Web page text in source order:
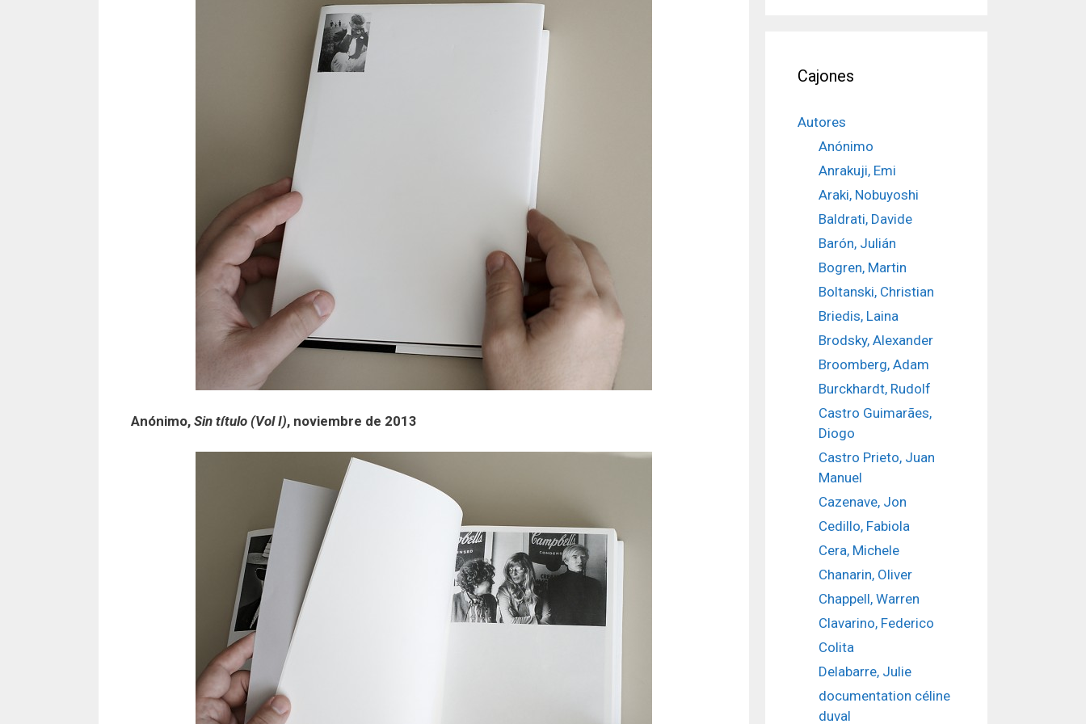
Anónimo, Sin título (Vol I), noviembre de 2013
Cajones
Autores
Anónimo
Anrakuji, Emi
Araki, Nobuyoshi
Baldrati, Davide
Barón, Julián
Bogren, Martin
Boltanski, Christian
Briedis, Laina
Brodsky, Alexander
Broomberg, Adam
Burckhardt, Rudolf
Castro Guimarães,
Diogo
Castro Prieto, Juan
Manuel
Cazenave, Jon
Cedillo, Fabiola
Cera, Michele
Chanarin, Oliver
Chappell, Warren
Clavarino, Federico
Colita
Delabarre, Julie
documentation céline
duval